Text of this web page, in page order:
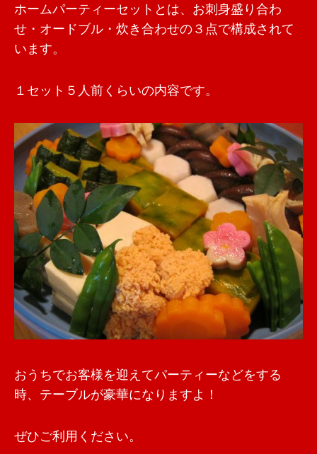
ホームパーティーセットとは、お刺身盛り合わ
せ・オードブル・炊き合わせの３点で構成されて
います。
１セット５人前くらいの内容です。
おうちでお客様を迎えてパーティーなどをする
時、テーブルが豪華になりますよ！
ぜひご利用ください。